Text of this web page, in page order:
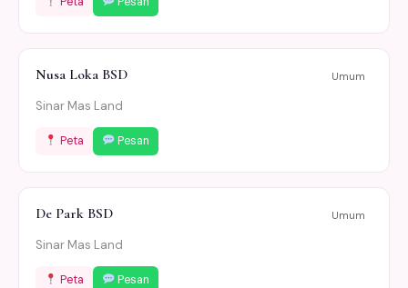
Nusa Loka BSD Umum
Sinar Mas Land
Peta Pesan
De Park BSD Umum
Sinar Mas Land
Peta Pesan